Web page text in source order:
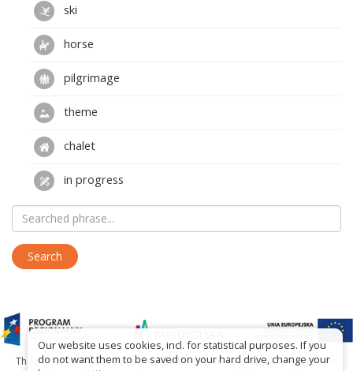
ski
horse
pilgrimage
theme
chalet
in progress
The project has been carried out with financial support of Lesser Poland
Our website uses cookies, incl. for statistical purposes. If you
do not want them to be saved on your hard drive, change your